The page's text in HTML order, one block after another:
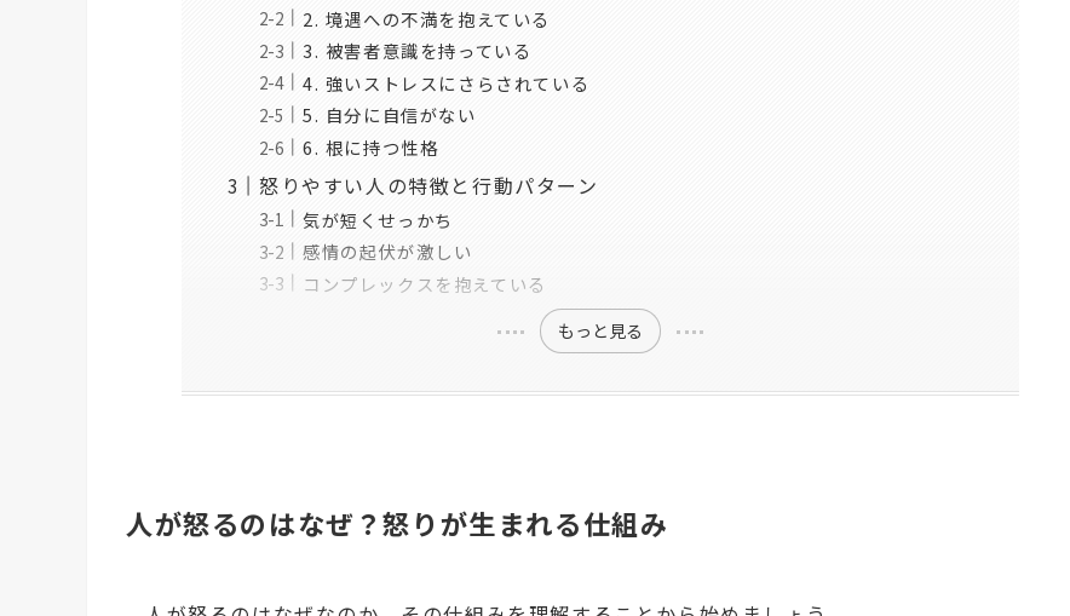
2. 境遇への不満を抱えている
3. 被害者意識を持っている
4. 強いストレスにさらされている
5. 自分に自信がない
6. 根に持つ性格
怒りやすい人の特徴と行動パターン
気が短くせっかち
感情の起伏が激しい
コンプレックスを抱えている
もっと見る
人が怒るのはなぜ？怒りが生まれる仕組み